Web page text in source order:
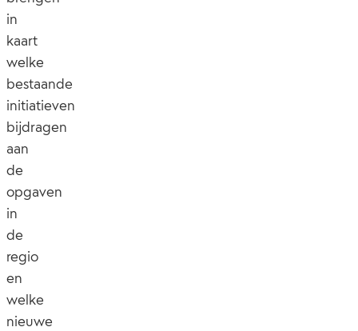
in
kaart
welke
bestaande
initiatieven
bijdragen
aan
de
opgaven
in
de
regio
en
welke
nieuwe